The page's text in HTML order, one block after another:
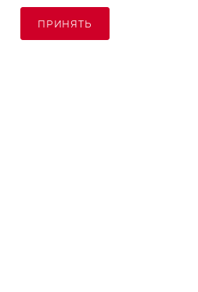
ПОДПИСАТЬСЯ НА
ПРИНЯТЬ